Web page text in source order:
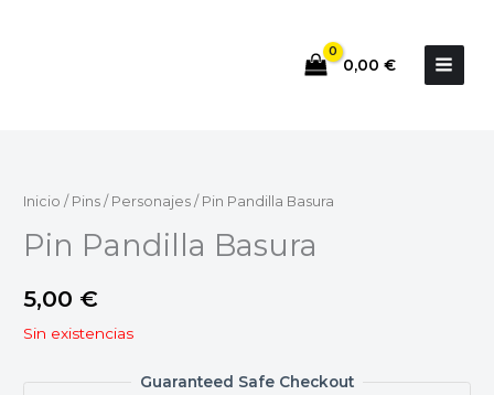
0,00 €
Inicio / Pins / Personajes / Pin Pandilla Basura
Pin Pandilla Basura
5,00 €
Sin existencias
Guaranteed Safe Checkout